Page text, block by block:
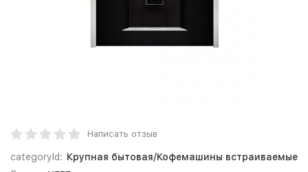
Написать отзыв
categoryId: Крупная бытовая/Кофемашины встраиваемые